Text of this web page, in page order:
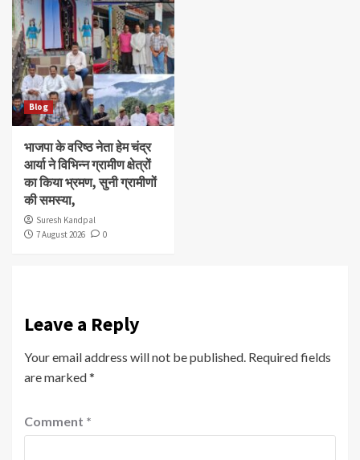
Blog
भाजपा के वरिष्ठ नेता हेम चंद्र
आर्या ने विभिन्न ग्रामीण क्षेत्रों
का किया भ्रमण, सुनी ग्रामीणों
की समस्या,
Suresh Kandpal
7 August 2026
0
Leave a Reply
Your email address will not be published. Required fields
are marked*
Comment *